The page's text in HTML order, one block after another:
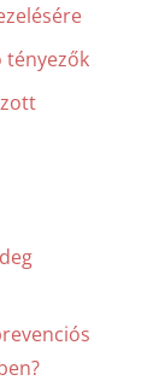
tényezők